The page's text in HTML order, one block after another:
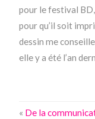
pour le festival
pour qu’il soit
dessin me
elle y a été l’an
« De la